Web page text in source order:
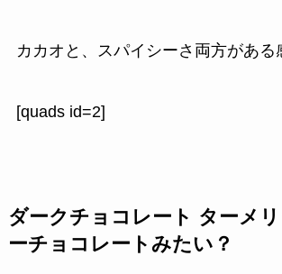
カカオと、スパイシーさ両方がある
[quads id=2]
ダークチョコレート ターメ
ーチョコレートみたい？